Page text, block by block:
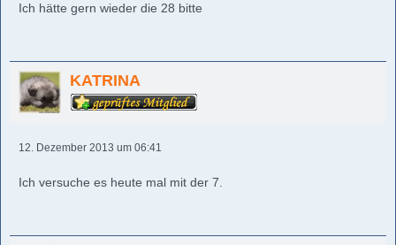
Ich hätte gern wieder die 28 bitte
KATRINA
12. Dezember 2013 um 06:41
Ich versuche es heute mal mit der 7.